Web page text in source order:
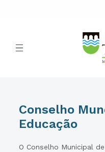
Conselho
Educação
O Conselho Municipal